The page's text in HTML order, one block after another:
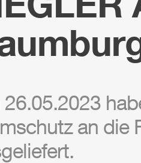
an die